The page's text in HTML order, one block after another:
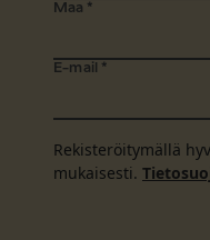
Maa *
E-mail *
Rekisteröitymällä
mukaisesti.